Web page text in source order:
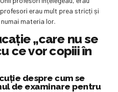
erau mult prea stricți și
materia lor.
„care nu se
ce vor copiii în
despre cum se
de examinare pentru